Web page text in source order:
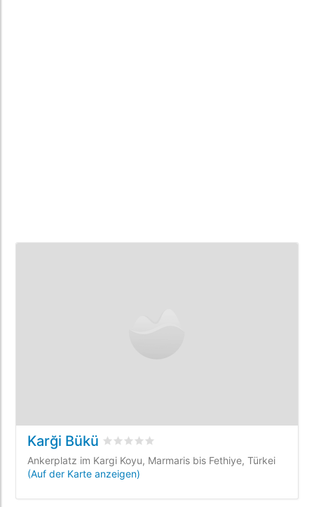
Karği Bükü bewertet0
Ankerplatz im Kargi Koyu, Marmaris bis Fethiye, Türkei
(Auf der Karte anzeigen)